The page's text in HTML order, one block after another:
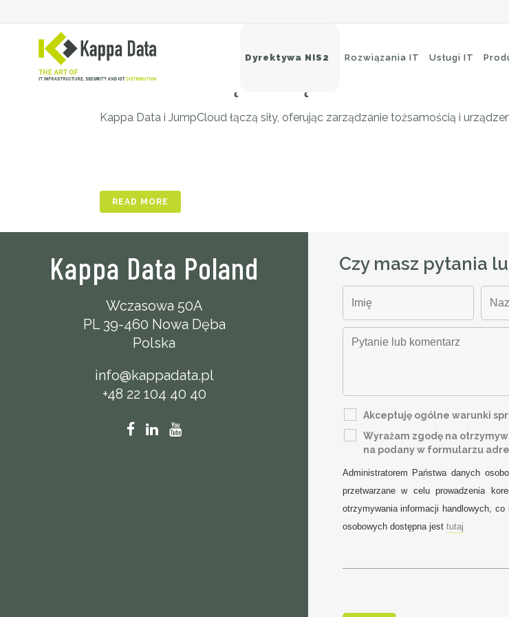
Dyrektywa NIS2 Rozwiązania IT Usługi IT
22 kwi
Partnerstwo Kappa Data i
tożsamością i urządzeniami w
Kappa Data i JumpCloud łączą siły, oferując zarządzanie tożsamością i
READ MORE
Kappa Data Poland
Wczasowa 50A
PL 39-460 Nowa Dęba
Polska
info@kappadata.pl
+48 22 104 40 40
Czy masz pytania
Akceptuję ogólne warunki
Wyrażam zgodę na
na podany w formularzu
Administratorem Państwa danych
przetwarzane w celu prowadzenia
otrzymywania informacji handlowych,
osobowych dostępna jest tutaj